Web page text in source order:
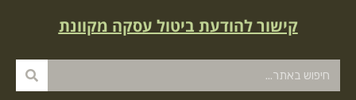
קישור להודעת ביטול עסקה מקוונת